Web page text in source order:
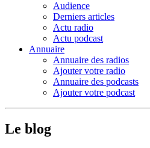
Audience
Derniers articles
Actu radio
Actu podcast
Annuaire
Annuaire des radios
Ajouter votre radio
Annuaire des podcasts
Ajouter votre podcast
Le blog